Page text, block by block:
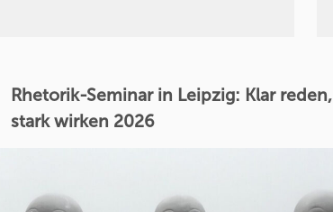
Rhetorik-Seminar in Leipzig: Klar reden,
stark wirken 2026